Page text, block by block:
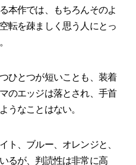
本作では、もちろんそのよ
転を疎ましく思う人にとっ
ひとつが短いことも、装着
のエッジは落とされ、手首
うなことはない。
、ブルー、オレンジと、
るが、判読性は非常に高